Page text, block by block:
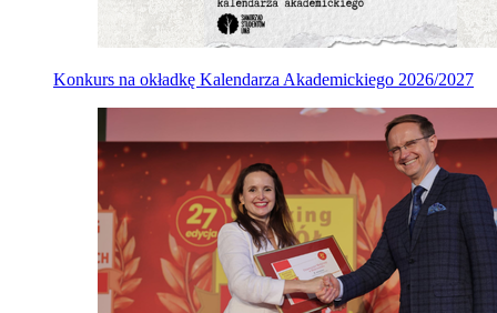
Konkurs na okładkę Kalendarza Akademickiego 2026/2027